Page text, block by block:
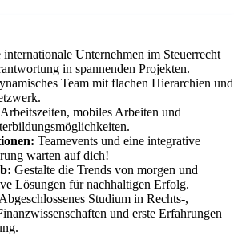
internationale Unternehmen im Steuerrecht
in spannenden Projekten.
Team mit flachen Hierarchien und
mobiles Arbeiten und
Teamevents und eine integrative
warten auf dich!
Gestalte die Trends von morgen und
Lösungen für nachhaltigen Erfolg.
Abgeschlossenes Studium in Rechts-,
und erste Erfahrungen